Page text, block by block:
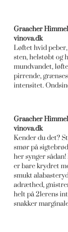
Graacher
vinova.dk
Løftet hvid
sten, helstøbt og
mundvandet,
pirrende,
intensitet.
Graacher
vinova.dk
Kender du det?
smør på
her synger
er bare krydret
smukt
adræthed,
helt på 21erens
snakker